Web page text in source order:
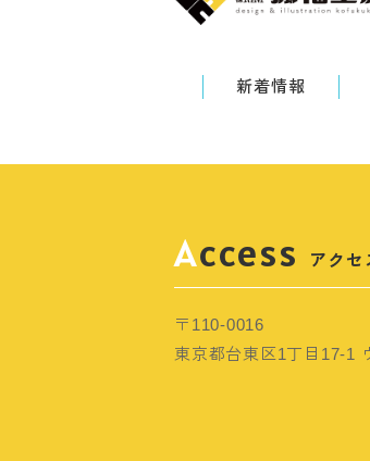
新着情報
Access アクセ
〒110-0016
東京都台東区1丁目17-1